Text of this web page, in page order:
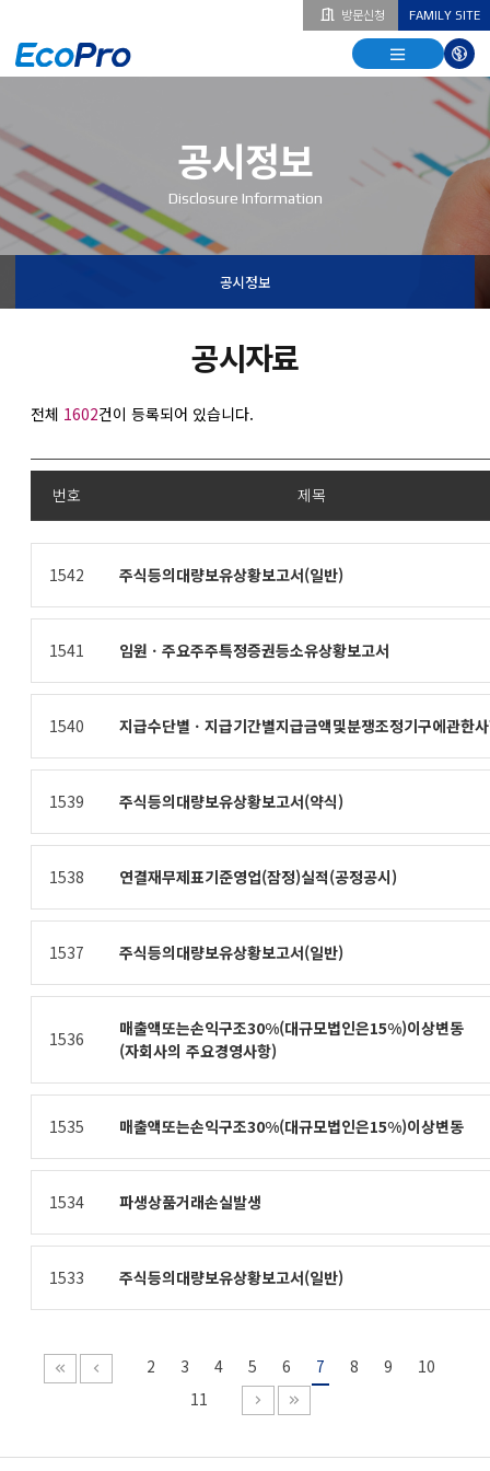
방문신청 FAMILY SITE
열기
열기
다국어
열기
공시정보
Disclosure Information
공시정보
공시자료
전체 1602건이 등록되어 있습니다.
번호,
제목,
제출인,
접수일자
번호 제목
1542 주식등의대량보유상황보고서(일반)
1541 임원ㆍ주요주주특정증권등소유상황보고서
1540 지급수단별ㆍ지급기간별지급금액및분쟁조정기구에관한
1539 주식등의대량보유상황보고서(약식)
1538 연결재무제표기준영업(잠정)실적(공정공시)
1537 주식등의대량보유상황보고서(일반)
1536
매출액또는손익구조30%(대규모법인은15%)이상변동
(자회사의 주요경영사항)
1535 매출액또는손익구조30%(대규모법인은15%)이상변동
1534 파생상품거래손실발생
1533 주식등의대량보유상황보고서(일반)
2 3 4 5 6 7 8 9
10
11